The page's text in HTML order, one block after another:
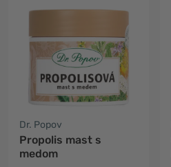
Dr. Popov
Propolis mast s
medom